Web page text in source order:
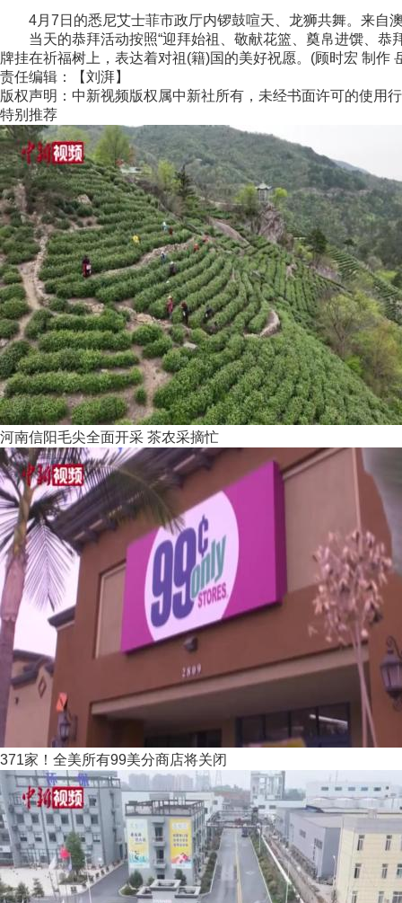
4月7日的悉尼艾士菲市政厅内锣鼓喧天、龙狮共舞。来自澳
当天的恭拜活动按照“迎拜始祖、敬献花篮、奠帛进馔、恭
牌挂在祈福树上，表达着对祖(籍)国的美好祝愿。(顾时宏 制作
责任编辑：【刘湃】
版权声明：中新视频版权属中新社所有，未经书面许可的使用
特别推荐
河南信阳毛尖全面开采 茶农采摘忙
371家！全美所有99美分商店将关闭